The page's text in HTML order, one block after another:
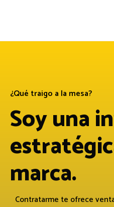
¿Qué traigo a la mesa?
Soy una
marca.
Contratarme te ofrece